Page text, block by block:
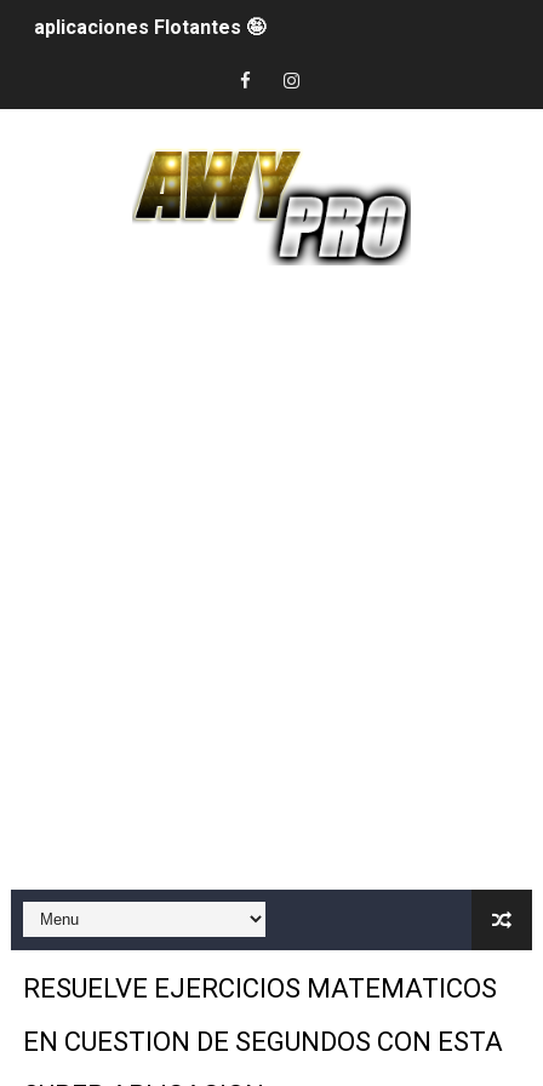
aplicaciones Flotantes 🤪
Fondo de pantalla con agua 😱😱😱
Como Colocar La Pantalla De Tu Celular Transparente
Descubre las nuevas Funciones De WhatsApp 2025
Cómo Saber Quien Te Bloqueo De WhatsApp 😥😥
WhatsApp Estiló IPHONE 2024 Última Versión 😍😍😍
RESUELVE EJERCICIOS MATEMATICOS
EN CUESTION DE SEGUNDOS CON ESTA